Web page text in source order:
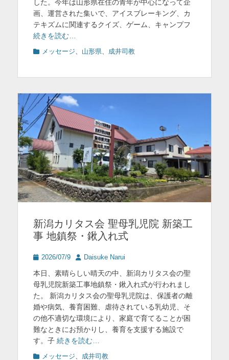
した。今年は山形県在住の青年が中心になって企
画、運営された集いで、アイスブレーキング、カ
テキズムに関連するクイズ、ゲーム、キャンプフ
続きを読む…
カ メッセージ 山形県 成井司教
新潟カリタス会 聖母乳児院 新築工
事 地鎮祭・鍬入れ式
投
日
2026/07/9
投
者
Daisuke Narui
本日、素晴らしい晴天の中、新潟カリタス会の聖
母乳児院新築工事地鎮祭・鍬入れ式が行われまし
た。 新潟カリタス会の聖母乳児院は、保護者の離
婚や病気、養育困難、虐待されている乳幼児、そ
の他不適切な環境により、家庭で育てることが困
難なときにお預かりし、養育を支援する施設で
す。子 続きを読む…
カ メッセージ 成井司教